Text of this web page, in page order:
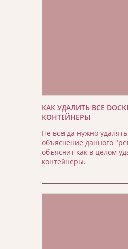
КАК УДАЛИТЬ ВСЕ
КОНТЕЙНЕРЫ
Не всегда нужно
объяснение данного
объяснит как в целом
контейнеры.